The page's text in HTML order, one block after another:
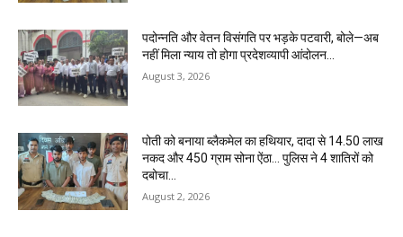
पदोन्नति और वेतन विसंगति पर भड़के पटवारी, बोले—अब
नहीं मिला न्याय तो होगा प्रदेशव्यापी आंदोलन…
August 3, 2026
पोती को बनाया ब्लैकमेल का हथियार, दादा से 14.50 लाख
नकद और 450 ग्राम सोना ऐंठा… पुलिस ने 4 शातिरों को
दबोचा…
August 2, 2026